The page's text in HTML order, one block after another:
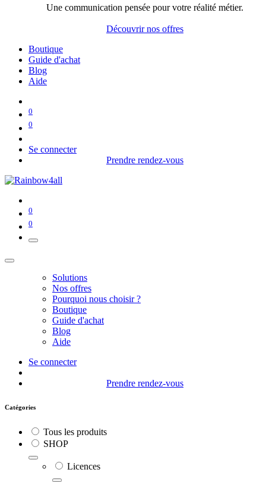
Une communication pensée pour votre réalité métier.
Découvrir nos offres
Boutique
Guide d'achat
Blog
Aide
0
0
Se connecter
Prendre rendez-vous
0
0
Solutions
Nos offres
Pourquoi nous choisir ?
Boutique
Guide d'achat
Blog
Aide
Se connecter
Prendre rendez-vous
Catégories
Tous les produits
SHOP
Licences